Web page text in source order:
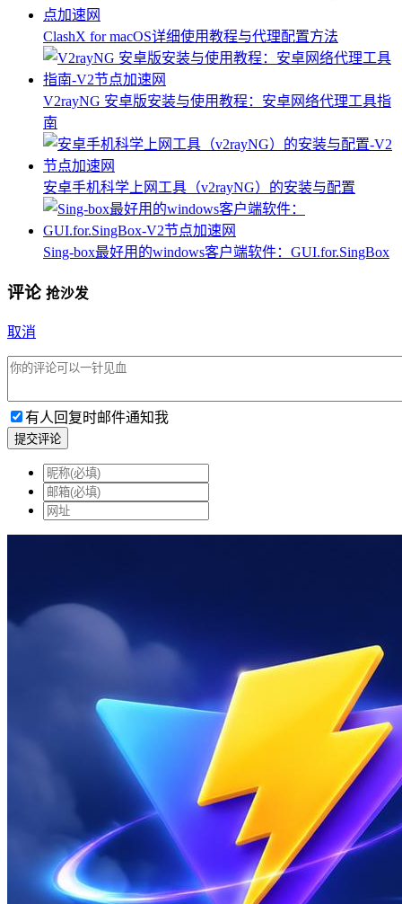
ClashX for macOS详细使用教程与代理配置方法
V2rayNG 安卓版安装与使用教程：安卓网络代理工具指
南
安卓手机科学上网工具（v2rayNG）的安装与配置
Sing-box最好用的windows客户端软件：GUI.for.SingBox
评论 抢沙发
取消
有人回复时邮件通知我
提交评论